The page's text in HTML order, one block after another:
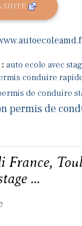
SUITE
auto ecole avec
conduire
de conduire
permis de
France,
...